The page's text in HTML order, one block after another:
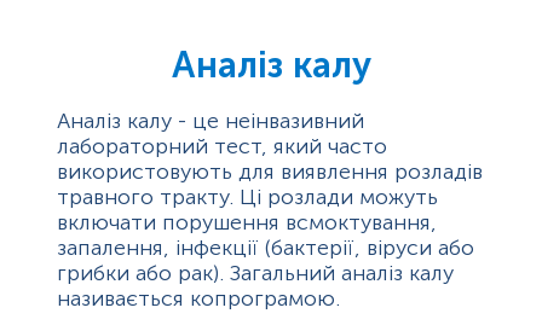
Аналіз калу
Аналіз калу - це неінвазивний
лабораторний тест, який часто
використовують для виявлення розладів
травного тракту. Ці розлади можуть
включати порушення всмоктування,
запалення, інфекції (бактерії, віруси або
грибки або рак). Загальний аналіз калу
називається копрограмою.